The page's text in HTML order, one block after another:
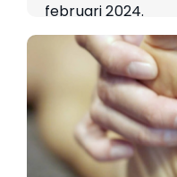
februari 2024.